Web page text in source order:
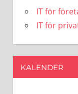
IT för
IT för
KALENDER